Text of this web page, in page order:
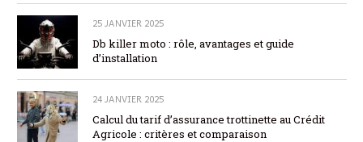
25 JANVIER 2025
Db killer moto : rôle, avantages et guide
d’installation
24 JANVIER 2025
Calcul du tarif d’assurance trottinette au Crédit
Agricole : critères et comparaison